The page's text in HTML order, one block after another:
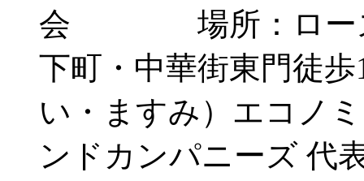
会 場所：ローズ
下町・中華街東門
い・ますみ）エコノ
ンドカンパニーズ